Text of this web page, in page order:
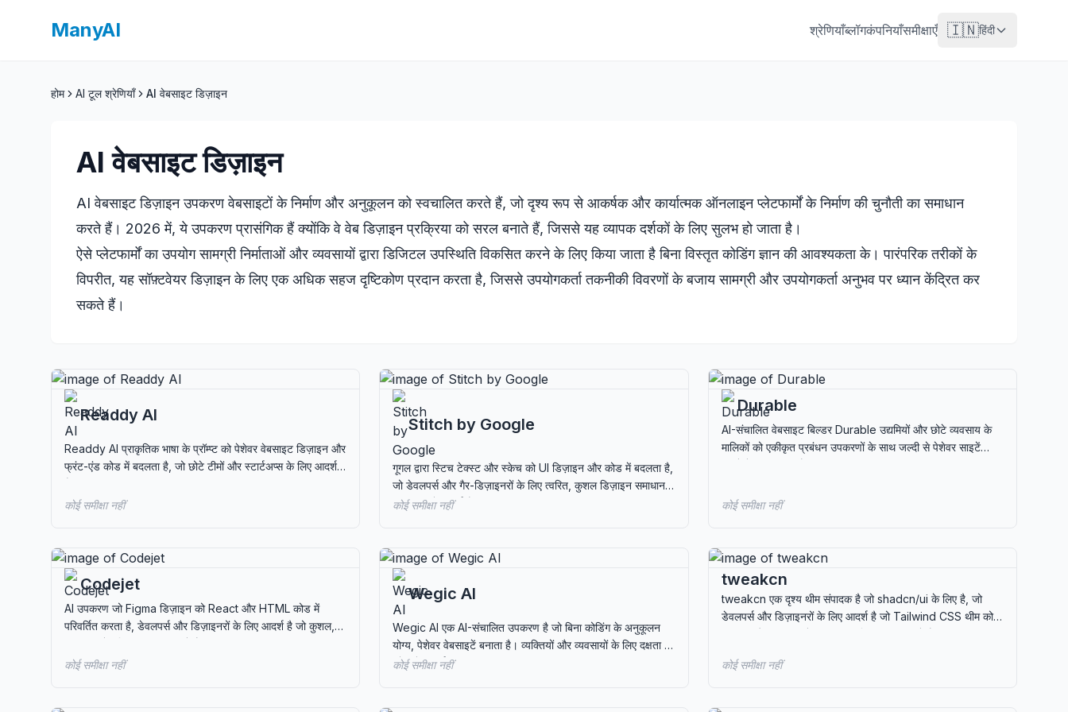
ManyAI श्रेणियाँब्लॉगकंपनियाँसमीक्षाएँ 🇮🇳हिंदी
होम AI टूल श्रेणियाँ AI वेबसाइट डिज़ाइन
AI वेबसाइट डिज़ाइन
AI वेबसाइट डिज़ाइन उपकरण वेबसाइटों के निर्माण और अनुकूलन को स्वचालित करते हैं, जो दृश्य रूप से आकर्षक और कार्यात्मक ऑनलाइन प्लेटफार्मों के निर्माण की चुनौती का समाधान
करते हैं। 2026 में, ये उपकरण प्रासंगिक हैं क्योंकि वे वेब डिज़ाइन प्रक्रिया को सरल बनाते हैं, जिससे यह व्यापक दर्शकों के लिए सुलभ हो जाता है।
ऐसे प्लेटफार्मों का उपयोग सामग्री निर्माताओं और व्यवसायों द्वारा डिजिटल उपस्थिति विकसित करने के लिए किया जाता है बिना विस्तृत कोडिंग ज्ञान की आवश्यकता के। पारंपरिक तरीकों के
विपरीत, यह सॉफ़्टवेयर डिज़ाइन के लिए एक अधिक सहज दृष्टिकोण प्रदान करता है, जिससे उपयोगकर्ता तकनीकी विवरणों के बजाय सामग्री और उपयोगकर्ता अनुभव पर ध्यान केंद्रित कर
सकते हैं।
Readdy AI
Readdy AI प्राकृतिक भाषा के प्रॉम्प्ट को पेशेवर वेबसाइट डिज़ाइन और
फ्रंट-एंड कोड में बदलता है, जो छोटे टीमों और स्टार्टअप्स के लिए आदर्श
कोई समीक्षा नहीं
Stitch by Google
गूगल द्वारा स्टिच टेक्स्ट और स्केच को UI डिज़ाइन और कोड में बदलता है,
जो डेवलपर्स और गैर-डिज़ाइनरों के लिए त्वरित, कुशल डिज़ाइन समाधान
की तलाश में आदर्श है।
कोई समीक्षा नहीं
Durable
AI-संचालित वेबसाइट बिल्डर Durable उद्यमियों और छोटे व्यवसाय के
मालिकों को एकीकृत प्रबंधन उपकरणों के साथ जल्दी से पेशेवर साइटें
कोई समीक्षा नहीं
Codejet
AI उपकरण जो Figma डिज़ाइन को React और HTML कोड में
परिवर्तित करता है, डेवलपर्स और डिज़ाइनरों के लिए आदर्श है जो कुशल,
कोई समीक्षा नहीं
Wegic AI
Wegic AI एक AI-संचालित उपकरण है जो बिना कोडिंग के अनुकूलन
योग्य, पेशेवर वेबसाइटें बनाता है। व्यक्तियों और व्यवसायों के लिए दक्षता की
खोज में आदर्श।
कोई समीक्षा नहीं
tweakcn
tweakcn एक दृश्य थीम संपादक है जो shadcn/ui के लिए है, जो
डेवलपर्स और डिज़ाइनरों के लिए आदर्श है जो Tailwind CSS थीम को
कोई समीक्षा नहीं